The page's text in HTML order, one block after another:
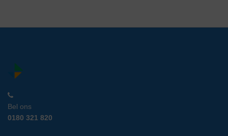
Bel ons
0180 321 820